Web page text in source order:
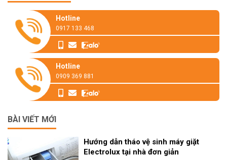
Hotline
0917 133 468
Hotline
0909 369 881
BÀI VIẾT MỚI
Hướng dẫn tháo vệ sinh máy giặt
Electrolux tại nhà đơn giản